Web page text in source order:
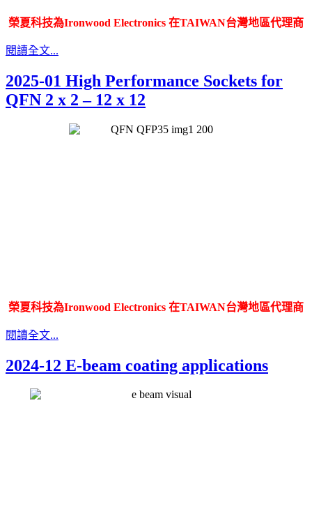
榮夏科技為Ironwood Electronics 在TAIWAN台灣地區代理商
閱讀全文...
2025-01 High Performance Sockets for
QFN 2 x 2 – 12 x 12
榮夏科技為Ironwood Electronics 在TAIWAN台灣地區代理商
閱讀全文...
2024-12 E-beam coating applications